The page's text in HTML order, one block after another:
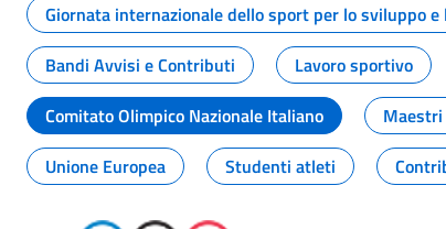
Giornata internazionale dello sport per lo sviluppo e
Bandi Avvisi e Contributi
Lavoro sportivo
Comitato Olimpico Nazionale Italiano
Unione Europea
Studenti atleti